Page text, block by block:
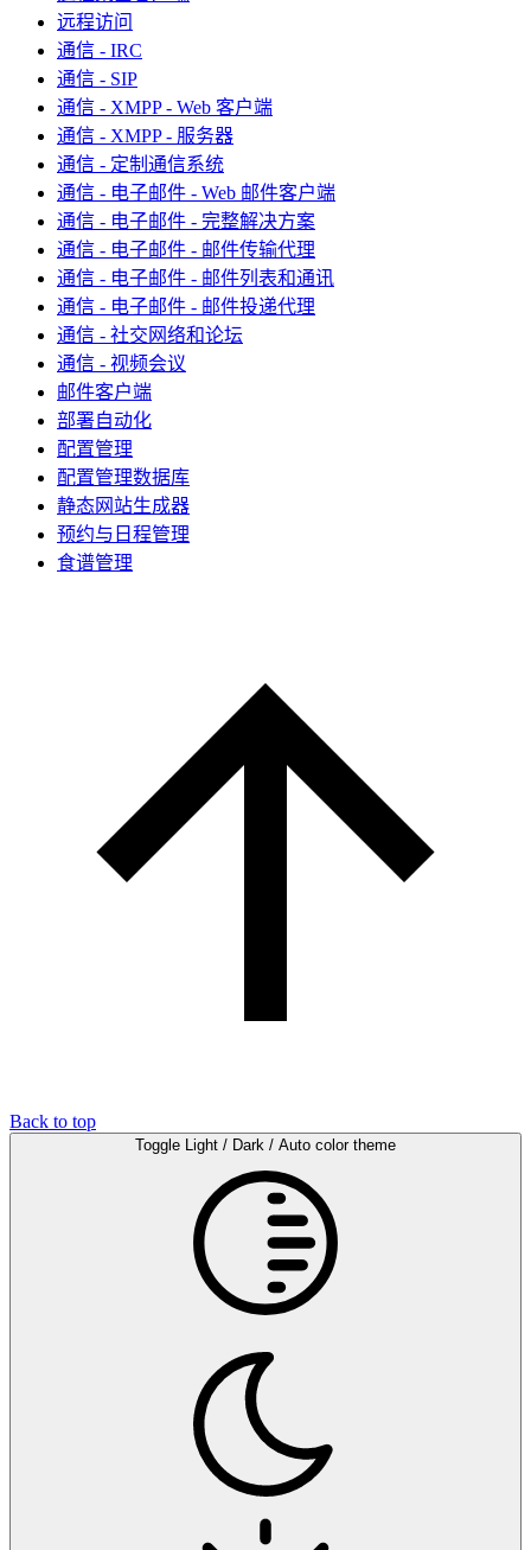
远程访问
通信 - IRC
通信 - SIP
通信 - XMPP - Web 客户端
通信 - XMPP - 服务器
通信 - 定制通信系统
通信 - 电子邮件 - Web 邮件客户端
通信 - 电子邮件 - 完整解决方案
通信 - 电子邮件 - 邮件传输代理
通信 - 电子邮件 - 邮件列表和通讯
通信 - 电子邮件 - 邮件投递代理
通信 - 社交网络和论坛
通信 - 视频会议
邮件客户端
部署自动化
配置管理
配置管理数据库
静态网站生成器
预约与日程管理
食谱管理
Back to top
Toggle Light / Dark / Auto color theme